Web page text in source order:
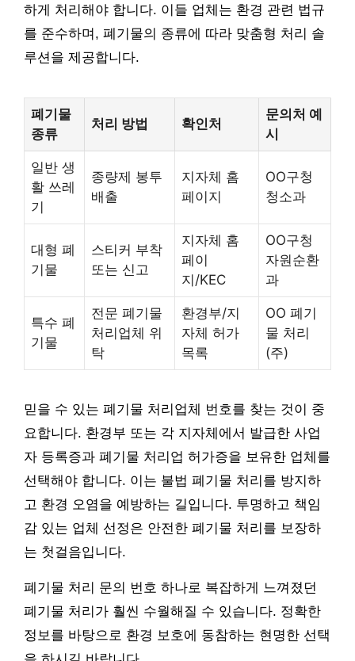
하게 처리해야 합니다. 이들 업체는 환경 관련 법규
를 준수하며, 폐기물의 종류에 따라 맞춤형 처리 솔
루션을 제공합니다.
폐기물
종류
처리 방법 확인처
문의처 예
시
일반 생
활 쓰레
기
종량제 봉투
배출
지자체 홈
페이지
OO구청
청소과
대형 폐
기물
스티커 부착
또는 신고
지자체 홈
페이
지/KEC
OO구청
자원순환
과
특수 폐
기물
전문 폐기물
처리업체 위
탁
환경부/지
자체 허가
목록
OO 폐기
물 처리
(주)
믿을 수 있는 폐기물 처리업체 번호를 찾는 것이 중
요합니다. 환경부 또는 각 지자체에서 발급한 사업
자 등록증과 폐기물 처리업 허가증을 보유한 업체를
선택해야 합니다. 이는 불법 폐기물 처리를 방지하
고 환경 오염을 예방하는 길입니다. 투명하고 책임
감 있는 업체 선정은 안전한 폐기물 처리를 보장하
는 첫걸음입니다.
폐기물 처리 문의 번호 하나로 복잡하게 느껴졌던
폐기물 처리가 훨씬 수월해질 수 있습니다. 정확한
정보를 바탕으로 환경 보호에 동참하는 현명한 선택